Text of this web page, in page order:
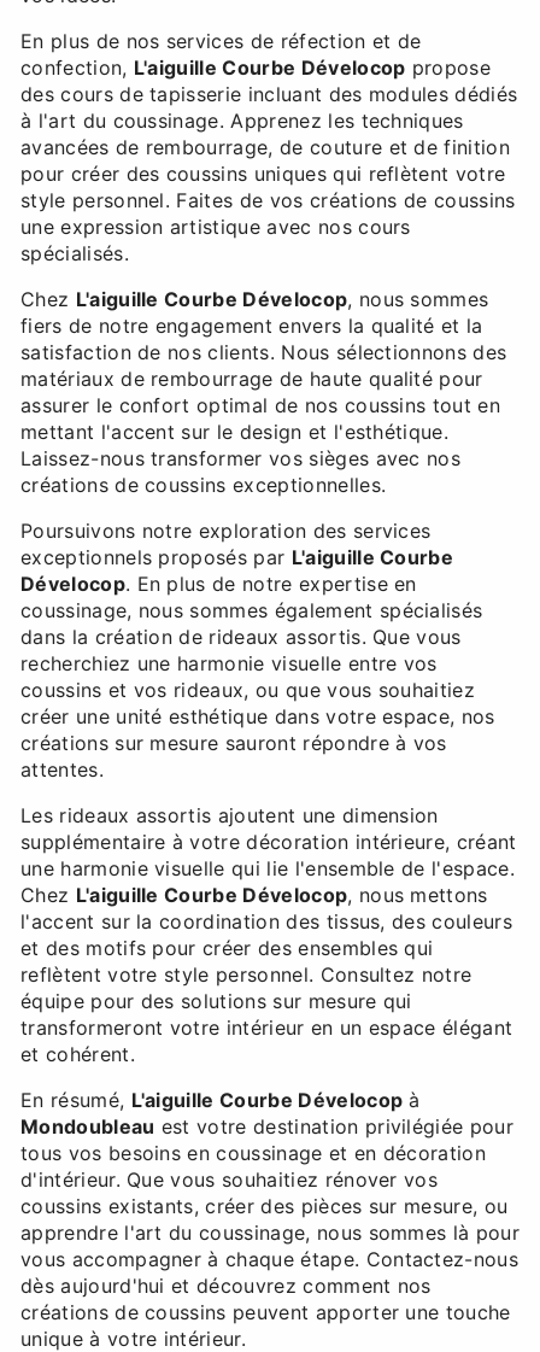
En plus de nos services de réfection et de
confection, L'aiguille Courbe Dévelocop propose
des cours de tapisserie incluant des modules dédiés
à l'art du coussinage. Apprenez les techniques
avancées de rembourrage, de couture et de finition
pour créer des coussins uniques qui reflètent votre
style personnel. Faites de vos créations de coussins
une expression artistique avec nos cours
spécialisés.
Chez L'aiguille Courbe Dévelocop, nous sommes
fiers de notre engagement envers la qualité et la
satisfaction de nos clients. Nous sélectionnons des
matériaux de rembourrage de haute qualité pour
assurer le confort optimal de nos coussins tout en
mettant l'accent sur le design et l'esthétique.
Laissez-nous transformer vos sièges avec nos
créations de coussins exceptionnelles.
Poursuivons notre exploration des services
exceptionnels proposés par L'aiguille Courbe
Dévelocop. En plus de notre expertise en
coussinage, nous sommes également spécialisés
dans la création de rideaux assortis. Que vous
recherchiez une harmonie visuelle entre vos
coussins et vos rideaux, ou que vous souhaitiez
créer une unité esthétique dans votre espace, nos
créations sur mesure sauront répondre à vos
attentes.
Les rideaux assortis ajoutent une dimension
supplémentaire à votre décoration intérieure, créant
une harmonie visuelle qui lie l'ensemble de l'espace.
Chez L'aiguille Courbe Dévelocop, nous mettons
l'accent sur la coordination des tissus, des couleurs
et des motifs pour créer des ensembles qui
reflètent votre style personnel. Consultez notre
équipe pour des solutions sur mesure qui
transformeront votre intérieur en un espace élégant
et cohérent.
En résumé, L'aiguille Courbe Dévelocop à
Mondoubleau est votre destination privilégiée pour
tous vos besoins en coussinage et en décoration
d'intérieur. Que vous souhaitiez rénover vos
coussins existants, créer des pièces sur mesure, ou
apprendre l'art du coussinage, nous sommes là pour
vous accompagner à chaque étape. Contactez-nous
dès aujourd'hui et découvrez comment nos
créations de coussins peuvent apporter une touche
unique à votre intérieur.